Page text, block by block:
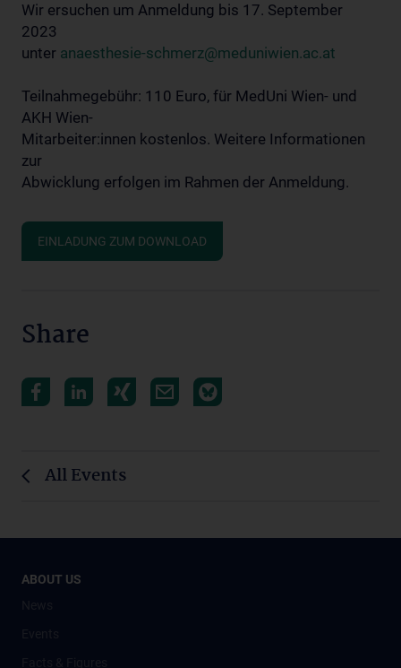
Wir ersuchen um Anmeldung bis 17. September
2023
unter anaesthesie-schmerz@meduniwien.ac.at
Teilnahmegebühr: 110 Euro, für MedUni Wien- und
AKH Wien-
Mitarbeiter:innen kostenlos. Weitere Informationen
zur
Abwicklung erfolgen im Rahmen der Anmeldung.
EINLADUNG ZUM DOWNLOAD
Share
All Events
ABOUT US